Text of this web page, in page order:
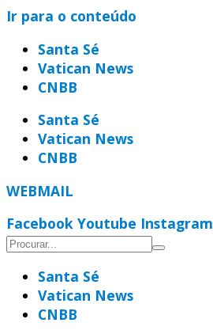
Ir para o conteúdo
Santa Sé
Vatican News
CNBB
Santa Sé
Vatican News
CNBB
WEBMAIL
Facebook Youtube Instagram
Santa Sé
Vatican News
CNBB